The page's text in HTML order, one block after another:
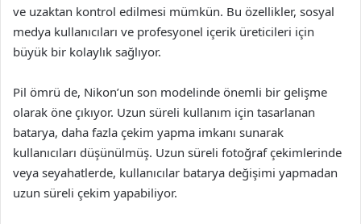
ve uzaktan kontrol edilmesi mümkün. Bu özellikler, sosyal
medya kullanıcıları ve profesyonel içerik üreticileri için
büyük bir kolaylık sağlıyor.
Pil ömrü de, Nikon’un son modelinde önemli bir gelişme
olarak öne çıkıyor. Uzun süreli kullanım için tasarlanan
batarya, daha fazla çekim yapma imkanı sunarak
kullanıcıları düşünülmüş. Uzun süreli fotoğraf çekimlerinde
veya seyahatlerde, kullanıcılar batarya değişimi yapmadan
uzun süreli çekim yapabiliyor.